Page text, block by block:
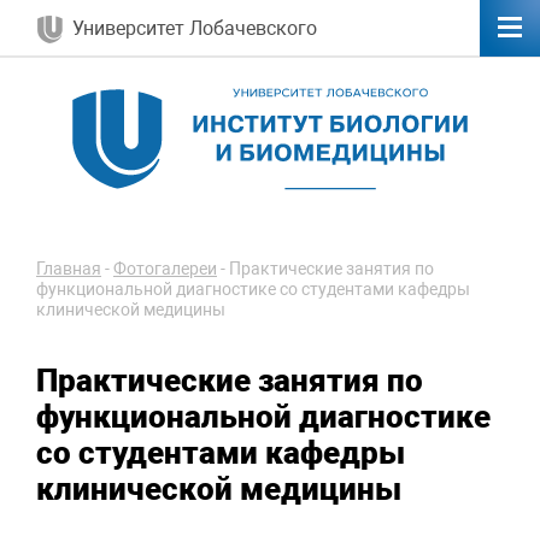
Университет Лобачевского
Главная -Фотогалереи - Практические занятия по
функциональной диагностике со студентами кафедры
клинической медицины
Практические занятия по
функциональной диагностике
со студентами кафедры
клинической медицины